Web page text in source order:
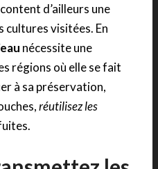
d’ailleurs une
visitées. En
nécessite une
régions où elle se fait
à sa préservation,
réutilisez les